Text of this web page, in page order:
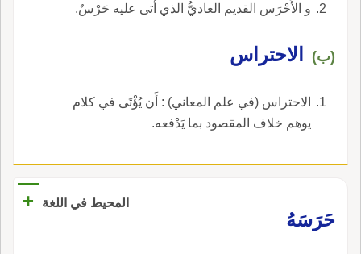
و الأَحْرَس القديم العاديُّ الذي أَتى عليه حَرْسٌ.
(ب) الاحتراس
الاحتراس (في علم المعاني) : أَن يُؤْتَى في كلام
يوهم خلاف المقصود بما يَدْفعه.
المحيط في اللغة
+
حَرَسَهُ